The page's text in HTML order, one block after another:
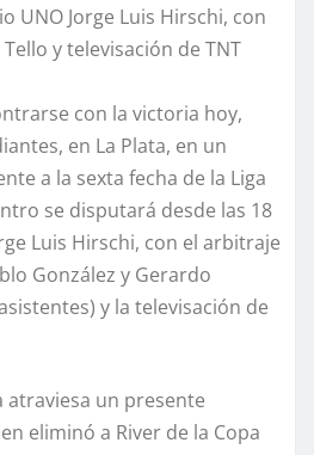
UNO Jorge Luis Hirschi, con
y televisación de TNT
con la victoria hoy,
en La Plata, en un
a la sexta fecha de la Liga
se disputará desde las 18
Luis Hirschi, con el arbitraje
González y Gerardo
y la televisación de
atraviesa un presente
eliminó a River de la Copa